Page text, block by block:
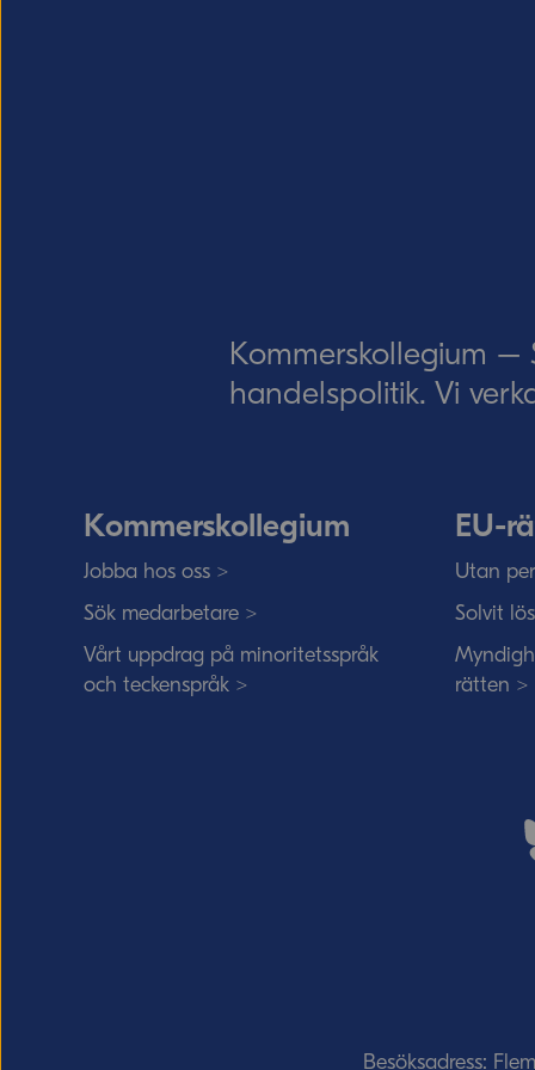
Kommerskollegium –
handelspolitik. Vi
Kommerskollegium
Jobba hos oss >
Sök medarbetare >
Vårt uppdrag på minoritetsspråk
och teckenspråk >
EU-
Utan
Solvit
rätten >
Besöksadress: